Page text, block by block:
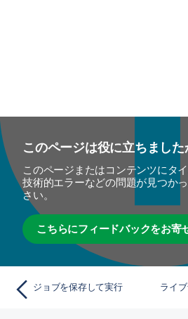
このページは役に立ちました
このページまたはコンテンツにタ
技術的エラーなどの問題が見つか
さい。
こちらにフィードバックをお寄
ジョブを保存して実行